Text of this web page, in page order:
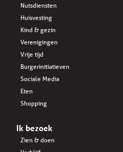
Nutsdiensten
Huisvesting
Kind & gezin
Verenigingen
Vrije tijd
Burgerinitiatieven
Sociale Media
Eten
Shopping
Ik bezoek
Zien & doen